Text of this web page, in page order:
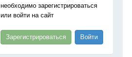
необходимо зарегистрироваться
или войти на сайт
Зарегистрироваться Войти